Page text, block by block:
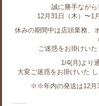
誠に勝手ながら
12月31日（木）〜1
休みの期間中は店頭業務、
ご迷惑をお掛けい
1/4(月)より
大変ご迷惑をお掛けいた
※※年内の発送は12月